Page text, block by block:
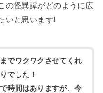
の怪異譚がどのように広
いと思います!
でワクワクさせてくれ
でした！
時間はありますが、今